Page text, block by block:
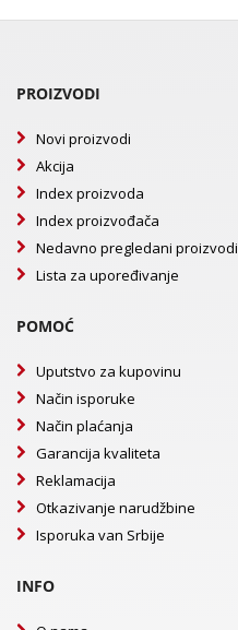
PROIZVODI
Novi proizvodi
Akcija
Index proizvoda
Index proizvođača
Nedavno pregledani proizvodi
Lista za upoređivanje
POMOĆ
Uputstvo za kupovinu
Način isporuke
Način plaćanja
Garancija kvaliteta
Reklamacija
Otkazivanje narudžbine
Isporuka van Srbije
INFO